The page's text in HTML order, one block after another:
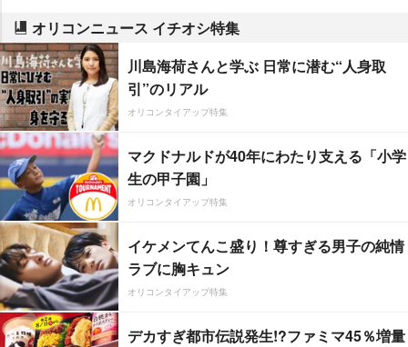
オリコンニュース イチオシ特集
川島海荷さんと学ぶ 日常に潜む“人身取
引”のリアル
オリコンタイアップ特集
マクドナルドが40年にわたり支える「小学
生の甲子園」
オリコンタイアップ特集
イケメンてんこ盛り！尊すぎる男子の純情
ラブに胸キュン
オリコンタイアップ特集
デカすぎ都市伝説発生!?ファミマ45％増量